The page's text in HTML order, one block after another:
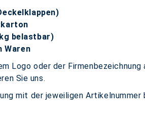
belastbar)
Waren
Logo oder der
Sie uns.
mit der jeweiligen Artikelnummer